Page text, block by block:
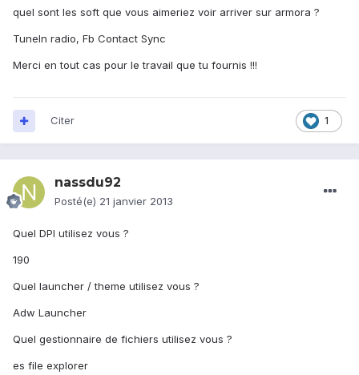
quel sont les soft que vous aimeriez voir arriver sur armora ?
TuneIn radio, Fb Contact Sync
Merci en tout cas pour le travail que tu fournis !!!
1
Citer
nassdu92
Posté(e) 21 janvier 2013
Quel DPI utilisez vous ?
190
Quel launcher / theme utilisez vous ?
Adw Launcher
Quel gestionnaire de fichiers utilisez vous ?
es file explorer